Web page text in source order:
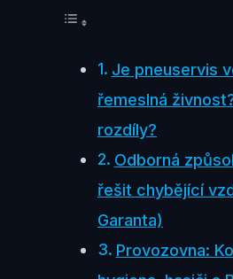
Je pneuservis
řemeslná
rozdíly?
Odborná
řešit chybějící
Garanta)
Provozovna: